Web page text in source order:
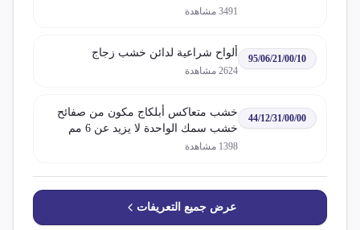
3491 مشاهدة
95/06/21/00/10 ألواح شراعية لدائن خشب زجاج
2624 مشاهدة
44/12/31/00/00
خشب متعاكس أبلكاج مكون من صفائح
خشب سمك الواحدة لا يزيد عن 6 مم
طبقة خارجية واحدة على الأقل من
1398 مشاهدة
عرض جميع التعريفات